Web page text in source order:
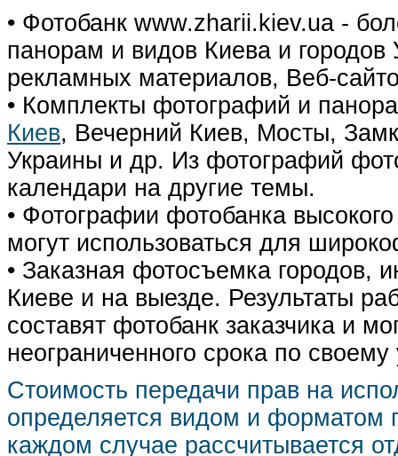
• Фотобанк www.zharii.kiev.ua -
панорам и видов Киева и городов
рекламных материалов, Веб-
• Комплекты фотографий и
Киев, Вечерний Киев, Мосты,
Украины и др. Из фотографий
календари на другие темы.
• Фотографии фотобанка
могут использоваться для
• Заказная фотосъемка городов,
Киеве и на выезде. Результаты
составят фотобанк заказчика и
неограниченного срока по
Стоимость передачи прав на
определяется видом и форматом
каждом случае рассчитывается